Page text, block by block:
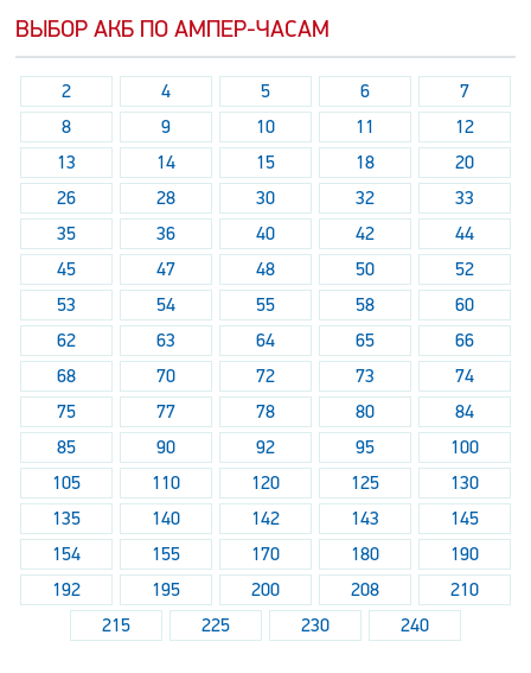
ВЫБОР АКБ ПО АМПЕР-ЧАСАМ
2 4 5 6
7
8
9 10 11
12
13
14 15 18
20
26
28 30 32
33
35
36 40 42
44
45
47 48 50
52
53
54 55 58
60
62
63 64 65
66
68
70 72 73
74
75
77 78 80
84
85
90 92 95
100
105
110 120 125
130
135
140 142 143
145
154
155 170 180
190
192
195 200 208
210
215
225 230 240